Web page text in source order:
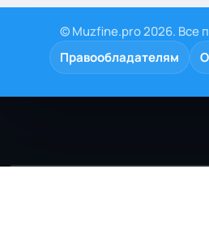
© Muzfine.pro 2026. Все
Правообладателям